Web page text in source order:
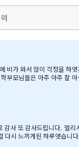
아주 아주 잘 아셧을것입니
사 또 감사드립니다. 멀리
다시 느끼게된 하루엿습
스트캐나다종합보험,캐나